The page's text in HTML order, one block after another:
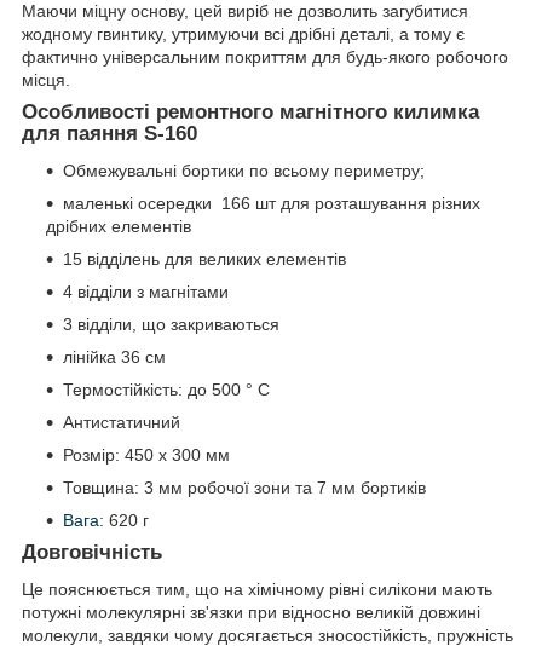
Маючи міцну основу, цей виріб не дозволить загубитися
жодному гвинтику, утримуючи всі дрібні деталі, а тому є
фактично універсальним покриттям для будь-якого робочого
місця.
Особливості ремонтного магнітного килимка
для паяння S-160
Обмежувальні бортики по всьому периметру;
маленькі осередки 166 шт для розташування різних
дрібних елементів
15 відділень для великих елементів
4 відділи з магнітами
3 відділи, що закриваються
лінійка 36 см
Термостійкість: до 500 ° С
Антистатичний
Розмір: 450 х 300 мм
Товщина: 3 мм робочої зони та 7 мм бортиків
Вага: 620 г
Довговічність
Це пояснюється тим, що на хімічному рівні силікони мають
потужні молекулярні зв'язки при відносно великій довжині
молекули, завдяки чому досягається зносостійкість, пружність